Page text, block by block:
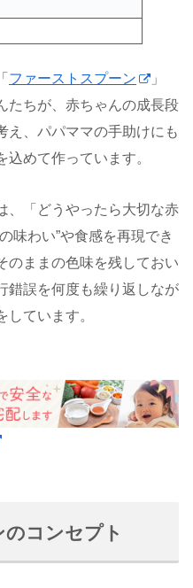
ファーストスプーン
」
たちが、赤ちゃんの成長段
え、パパママの手助けにも
めて作っています。
、「どうやったら大切な赤
味わい”や食感を再現でき
のままの色味を残しておい
錯誤を何度も繰り返しなが
ています。
コンセプト